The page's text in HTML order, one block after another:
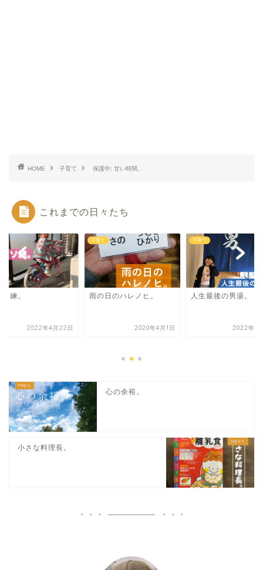
HOME 子育て 保護中: 甘い時間。
これまでの日々たち
練。
2022年4月22日
子育て
雨の日のハレノヒ。
2020年4月1日
子育て
人生最後の男湯。
2022年4
心の余裕。
小さな料理長。